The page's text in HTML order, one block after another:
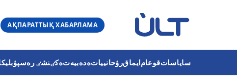
АҚПАРАТТЫҚ ХАБАРЛАМА
ساياساتقوعامايماقرۋحانيياتەدەبيەتەكٸنشٸ